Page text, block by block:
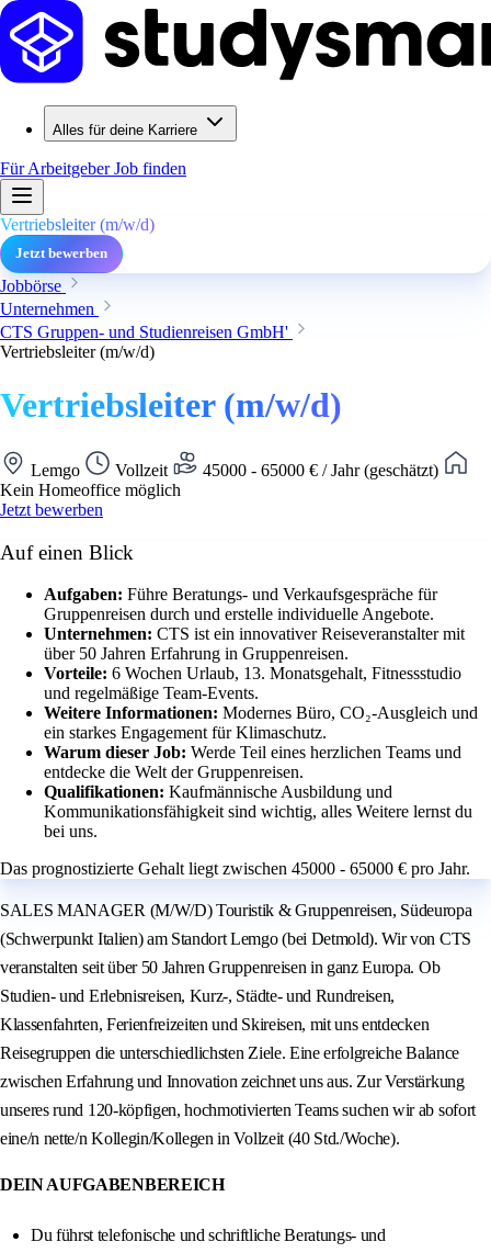
Alles für deine Karriere
Für ArbeitgeberJob finden
Vertriebsleiter (m/w/d)
Jetzt bewerben
Jobbörse
Unternehmen
CTS Gruppen- und Studienreisen GmbH'
Vertriebsleiter (m/w/d)
Vertriebsleiter (m/w/d)
Lemgo Vollzeit
45000 - 65000 € / Jahr (geschätzt)
Kein Homeoffice möglich
Jetzt bewerben
Auf einen Blick
Aufgaben: Führe Beratungs- und Verkaufsgespräche für
Gruppenreisen durch und erstelle individuelle Angebote.
Unternehmen: CTS ist ein innovativer Reiseveranstalter mit
über 50 Jahren Erfahrung in Gruppenreisen.
Vorteile: 6 Wochen Urlaub, 13. Monatsgehalt, Fitnessstudio
und regelmäßige Team-Events.
Weitere Informationen: Modernes Büro, CO₂-Ausgleich und
ein starkes Engagement für Klimaschutz.
Warum dieser Job: Werde Teil eines herzlichen Teams und
entdecke die Welt der Gruppenreisen.
Qualifikationen: Kaufmännische Ausbildung und
Kommunikationsfähigkeit sind wichtig, alles Weitere lernst du
bei uns.
Das prognostizierte Gehalt liegt zwischen 45000 - 65000 € pro Jahr.
SALES MANAGER (M/W/D) Touristik & Gruppenreisen, Südeuropa
(Schwerpunkt Italien) am Standort Lemgo (bei Detmold). Wir von CTS
veranstalten seit über 50 Jahren Gruppenreisen in ganz Europa. Ob
Studien- und Erlebnisreisen, Kurz-, Städte- und Rundreisen,
Klassenfahrten, Ferienfreizeiten und Skireisen, mit uns entdecken
Reisegruppen die unterschiedlichsten Ziele. Eine erfolgreiche Balance
zwischen Erfahrung und Innovation zeichnet uns aus. Zur Verstärkung
unseres rund 120-köpfigen, hochmotivierten Teams suchen wir ab sofort
eine/n nette/n Kollegin/Kollegen in Vollzeit (40 Std./Woche).
DEIN AUFGABENBEREICH
Du führst telefonische und schriftliche Beratungs- und